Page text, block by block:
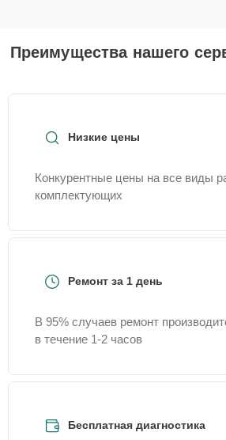
Преимущества нашего
Низкие цены
Конкурентные цены на все виды
комплектующих
Ремонт за 1 день
В 95% случаев ремонт
в течение 1-2 часов
Бесплатная диагностика